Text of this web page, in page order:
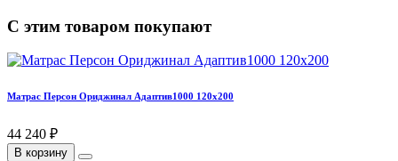
С этим товаром покупают
Матрас Персон Ориджинал Адаптив1000 120х200
44 240 ₽
В корзину